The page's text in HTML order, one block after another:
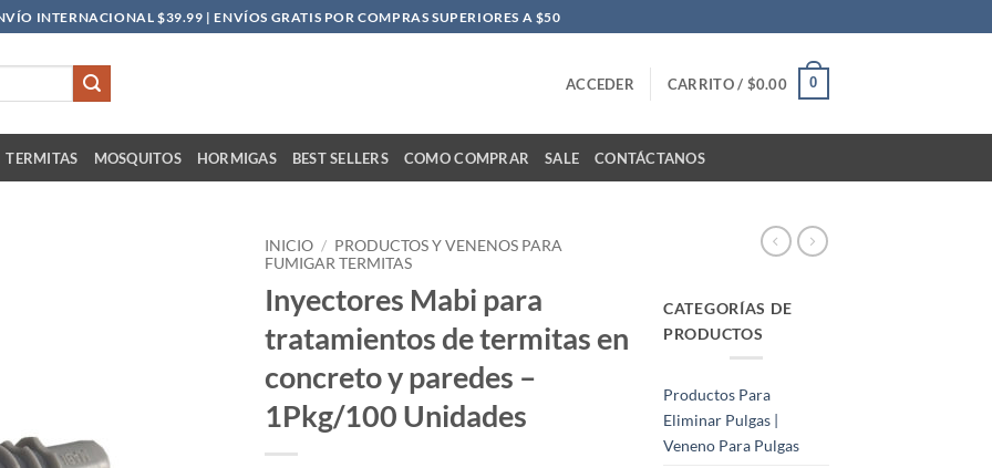
INTERNACIONAL $39.99 | ENVÍOS GRATIS POR COMPRAS SUPERIORES A $50
ACCEDER CARRITO / $0.00 0
TERMITAS MOSQUITOS HORMIGAS BEST SELLERS COMO COMPRAR SALE CONTÁCTANOS
INICIO / PRODUCTOS Y VENENOS PARA
FUMIGAR TERMITAS
Inyectores Mabi para
tratamientos de termitas en
concreto y paredes –
1Pkg/100 Unidades
CATEGORÍAS DE
PRODUCTOS
Productos Para
Eliminar Pulgas |
Veneno Para Pulgas